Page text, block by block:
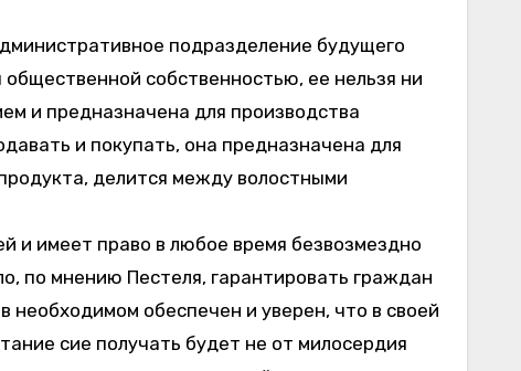
подразделение будущего
собственностью, ее нельзя ни
и предназначена для производства
и покупать, она предназначена для
делится между волостными
и имеет право в любое время безвозмездно
по мнению Пестеля, гарантировать граждан
обеспечен и уверен, что в своей
сие получать будет не от милосердия